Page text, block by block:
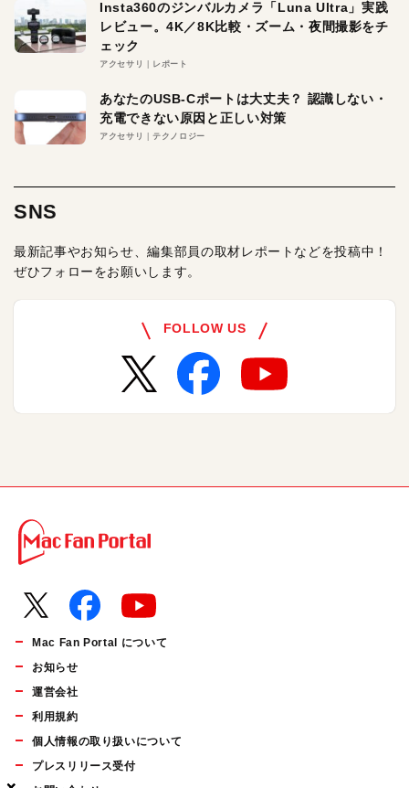
Insta360のジンバルカメラ「Luna Ultra」実践
レビュー。4K／8K比較・ズーム・夜間撮影をチ
ェック
アクセサリ レポート
あなたのUSB-Cポートは大丈夫？ 認識しない・
充電できない原因と正しい対策
アクセサリ テクノロジー
SNS
最新記事やお知らせ、編集部員の取材レポートなどを投稿中！
ぜひフォローをお願いします。
FOLLOW US
Mac Fan Portal について
お知らせ
運営会社
利用規約
個人情報の取り扱いについて
プレスリリース受付